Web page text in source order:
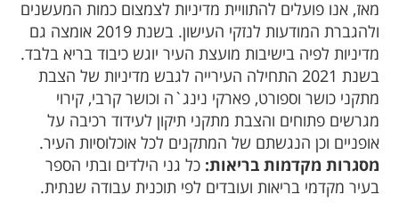
מאז, אנו פועלים להתוויית מדיניות לצמצום כמות המעשנים
ולהגברת המודעות לנזקי העישון. בשנת 2019 אומצה גם
מדיניות לפיה בישיבות מועצת העיר יוגש כיבוד בריא בלבד.
בשנת 2021 התחילה העירייה לגבש מדיניות של הצבת
מתקני כושר וספורט, פארקי נינג`ה וכושר קרבי, קירוי
מגרשים פתוחים והצבת מתקני תיקון לעידוד רכיבה על
אופניים וכן הנגשתם של המתקנים לכל אוכלוסיות העיר.
מסגרות מקדמות בריאות: כל גני הילדים ובתי הספר
בעיר מקדמי בריאות ועובדים לפי תוכנית עבודה שנתית.